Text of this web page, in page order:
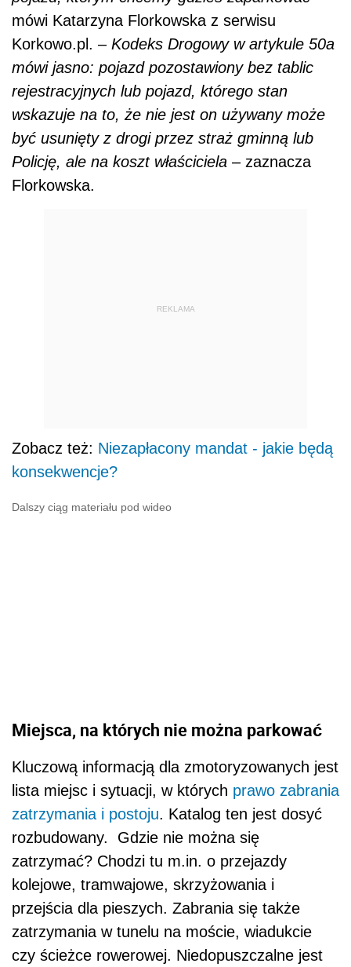
mówi Katarzyna Florkowska z serwisu
Korkowo.pl. – Kodeks Drogowy w artykule 50a
mówi jasno: pojazd pozostawiony bez tablic
rejestracyjnych lub pojazd, którego stan
wskazuje na to, że nie jest on używany może
być usunięty z drogi przez straż gminną lub
Policję, ale na koszt właściciela – zaznacza
Florkowska.
REKLAMA
Zobacz też: Niezapłacony mandat - jakie będą
konsekwencje?
Dalszy ciąg materiału pod wideo
Miejsca, na których nie można parkować
Kluczową informacją dla zmotoryzowanych jest
lista miejsc i sytuacji, w których prawo zabrania
zatrzymania i postoju. Katalog ten jest dosyć
rozbudowany. Gdzie nie można się
zatrzymać? Chodzi tu m.in. o przejazdy
kolejowe, tramwajowe, skrzyżowania i
przejścia dla pieszych. Zabrania się także
zatrzymania w tunelu na moście, wiadukcie
czy ścieżce rowerowej. Niedopuszczalne jest